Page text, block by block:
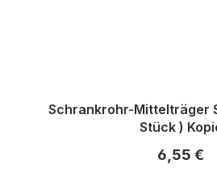
Schrankrohr-Mittelträger
Stück )
6,55 €